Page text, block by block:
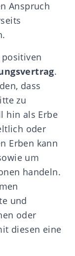
Anspruch
.
dass
zu
hin als Erbe
oder
Erben kann
um
handeln.
und
oder
diesen eine